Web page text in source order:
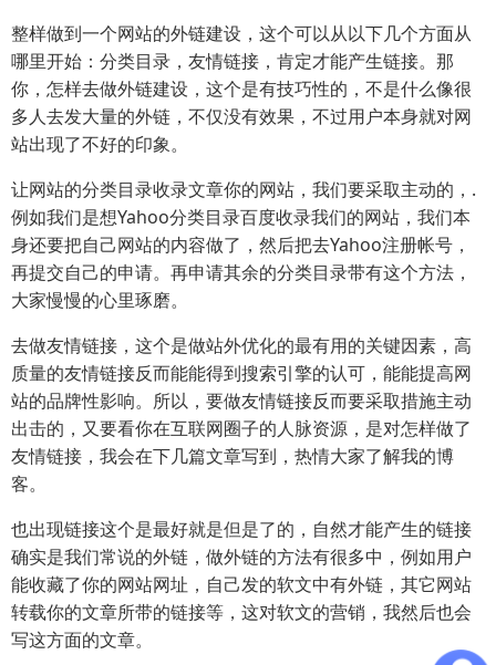
整样做到一个网站的外链建设，这个可以从以下几个方面从
哪里开始：分类目录，友情链接，肯定才能产生链接。那
你，怎样去做外链建设，这个是有技巧性的，不是什么像很
多人去发大量的外链，不仅没有效果，不过用户本身就对网
站出现了不好的印象。
让网站的分类目录收录文章你的网站，我们要采取主动的，.
例如我们是想Yahoo分类目录百度收录我们的网站，我们本
身还要把自己网站的内容做了，然后把去Yahoo注册帐号，
再提交自己的申请。再申请其余的分类目录带有这个方法，
大家慢慢的心里琢磨。
去做友情链接，这个是做站外优化的最有用的关键因素，高
质量的友情链接反而能能得到搜索引擎的认可，能能提高网
站的品牌性影响。所以，要做友情链接反而要采取措施主动
出击的，又要看你在互联网圈子的人脉资源，是对怎样做了
友情链接，我会在下几篇文章写到，热情大家了解我的博
客。
也出现链接这个是最好就是但是了的，自然才能产生的链接
确实是我们常说的外链，做外链的方法有很多中，例如用户
能收藏了你的网站网址，自己发的软文中有外链，其它网站
转载你的文章所带的链接等，这对软文的营销，我然后也会
写这方面的文章。